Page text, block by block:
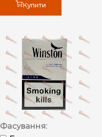
Купити
Фасування: